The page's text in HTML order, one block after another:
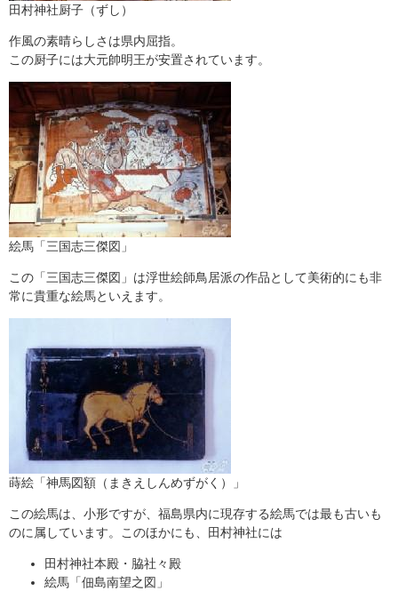
田村神社厨子（ずし）
作風の素晴らしさは県内屈指。
この厨子には大元帥明王が安置されています。
絵馬「三国志三傑図」
この「三国志三傑図」は浮世絵師鳥居派の作品として美術的にも非
常に貴重な絵馬といえます。
蒔絵「神馬図額（まきえしんめずがく）」
この絵馬は、小形ですが、福島県内に現存する絵馬では最も古いも
のに属しています。このほかにも、田村神社には
田村神社本殿・脇社々殿
絵馬「佃島南望之図」